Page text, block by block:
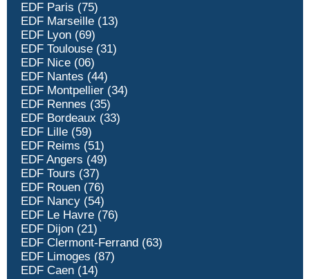
EDF Paris (75)
EDF Marseille (13)
EDF Lyon (69)
EDF Toulouse (31)
EDF Nice (06)
EDF Nantes (44)
EDF Montpellier (34)
EDF Rennes (35)
EDF Bordeaux (33)
EDF Lille (59)
EDF Reims (51)
EDF Angers (49)
EDF Tours (37)
EDF Rouen (76)
EDF Nancy (54)
EDF Le Havre (76)
EDF Dijon (21)
EDF Clermont-Ferrand (63)
EDF Limoges (87)
EDF Caen (14)